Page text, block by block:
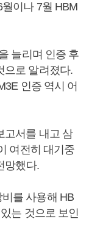
이나 7월 HBM
늘리며 인증 후
으로 알려졌다.
인증 역시 어
고서를 내고 삼
여전히 대기중
망했다.
를 사용해 HB
는 것으로 보인